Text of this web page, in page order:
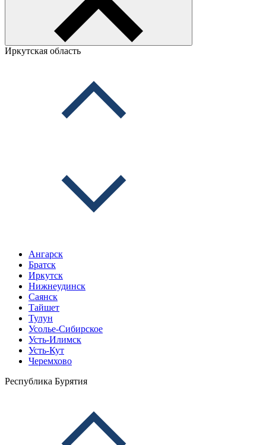
Иркутская область
Ангарск
Братск
Иркутск
Нижнеудинск
Саянск
Тайшет
Тулун
Усолье-Сибирское
Усть-Илимск
Усть-Кут
Черемхово
Республика Бурятия